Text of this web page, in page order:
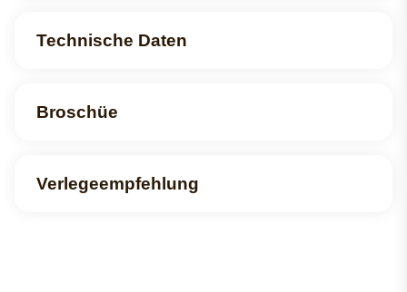
Technische Daten
Broschüe
Verlegeempfehlung